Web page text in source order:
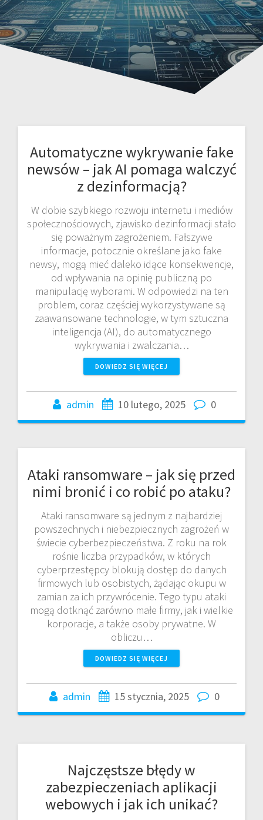
Automatyczne wykrywanie fake
newsów – jak AI pomaga walczyć
z dezinformacją?
W dobie szybkiego rozwoju internetu i mediów
społecznościowych, zjawisko dezinformacji stało
się poważnym zagrożeniem. Fałszywe
informacje, potocznie określane jako fake
newsy, mogą mieć daleko idące konsekwencje,
od wpływania na opinię publiczną po
manipulację wyborami. W odpowiedzi na ten
problem, coraz częściej wykorzystywane są
zaawansowane technologie, w tym sztuczna
inteligencja (AI), do automatycznego
wykrywania i zwalczania…
DOWIEDZ SIĘ WIĘCEJ
admin 10 lutego, 2025 0
Ataki ransomware – jak się przed
nimi bronić i co robić po ataku?
Ataki ransomware są jednym z najbardziej
powszechnych i niebezpiecznych zagrożeń w
świecie cyberbezpieczeństwa. Z roku na rok
rośnie liczba przypadków, w których
cyberprzestępcy blokują dostęp do danych
firmowych lub osobistych, żądając okupu w
zamian za ich przywrócenie. Tego typu ataki
mogą dotknąć zarówno małe firmy, jak i wielkie
korporacje, a także osoby prywatne. W
obliczu…
DOWIEDZ SIĘ WIĘCEJ
admin 15 stycznia, 2025 0
Najczęstsze błędy w
zabezpieczeniach aplikacji
webowych i jak ich unikać?